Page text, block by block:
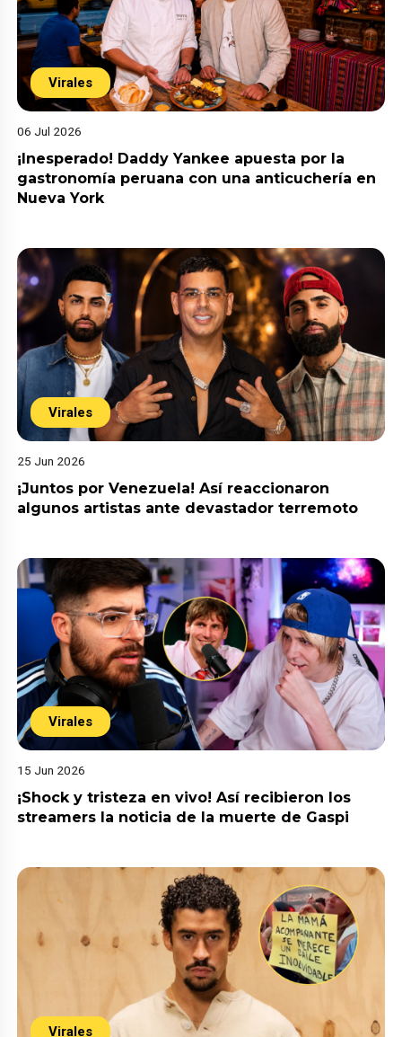
Virales
06 Jul 2026
¡Inesperado! Daddy Yankee apuesta por la
gastronomía peruana con una anticuchería en
Nueva York
Virales
25 Jun 2026
¡Juntos por Venezuela! Así reaccionaron
algunos artistas ante devastador terremoto
Virales
15 Jun 2026
¡Shock y tristeza en vivo! Así recibieron los
streamers la noticia de la muerte de Gaspi
Virales